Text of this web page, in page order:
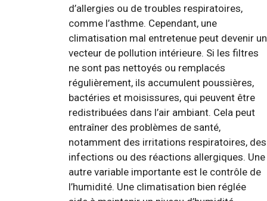
d’allergies ou de troubles respiratoires,
comme l’asthme. Cependant, une
climatisation mal entretenue peut devenir un
vecteur de pollution intérieure. Si les filtres
ne sont pas nettoyés ou remplacés
régulièrement, ils accumulent poussières,
bactéries et moisissures, qui peuvent être
redistribuées dans l’air ambiant. Cela peut
entraîner des problèmes de santé,
notamment des irritations respiratoires, des
infections ou des réactions allergiques. Une
autre variable importante est le contrôle de
l’humidité. Une climatisation bien réglée